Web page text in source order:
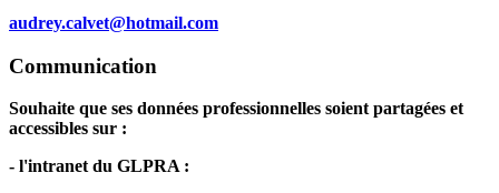
audrey.calvet@hotmail.com
Communication
Souhaite que ses données professionnelles soient partagées et
accessibles sur :
- l'intranet du GLPRA :